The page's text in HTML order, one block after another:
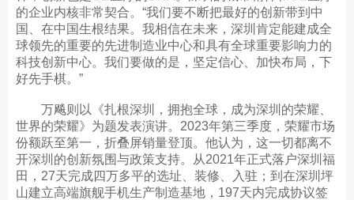
的企业内核非常契合。“我们要不断把最好的创新带到中
国、在中国生根结果。我相信在未来，深圳肯定能建成全
球领先的重要的先进制造业中心和具有全球重要影响力的
科技创新中心。我们要做的是，坚定信心、加快布局，下
好先手棋。”
万飚则以《扎根深圳，拥抱全球，成为深圳的荣耀、
世界的荣耀》为题发表演讲。2023年第三季度，荣耀市场
份额跃至第一，折叠屏销量登顶。他认为，这一切都离不
开深圳的创新氛围与政策支持。从2021年正式落户深圳福
田，27天完成四万多平的选址、装修、入驻；到在深圳坪
山建立高端旗舰手机生产制造基地，197天内完成协议签